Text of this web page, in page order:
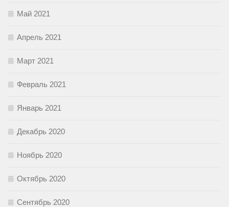
Май 2021
Апрель 2021
Март 2021
Февраль 2021
Январь 2021
Декабрь 2020
Ноябрь 2020
Октябрь 2020
Сентябрь 2020